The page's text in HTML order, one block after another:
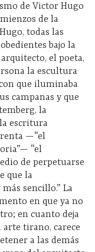
de Victor Hugo
de la
todas las
bajo la
el poeta,
la escultura
que iluminaba
campanas y que
la
escritura
—“el
“el
de perpetuarse
que la
sencillo.” La
en que ya no
en cuanto deja
arte tirano, carece
a las demás